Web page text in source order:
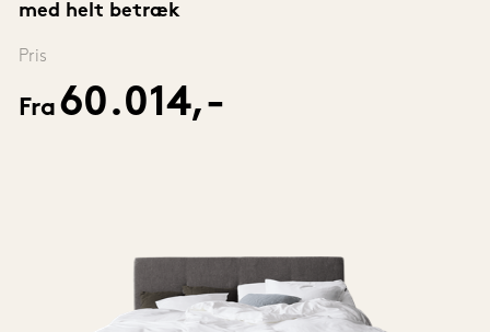
med helt betræk
Pris
Fra 60.014,-